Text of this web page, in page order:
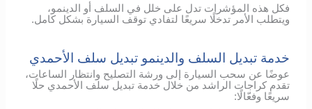
فكل هذه المؤشرات تدل على خلل في السلف أو الدينمو،
ويتطلب الأمر تدخلًا سريعًا لتفادي توقف السيارة بشكل كامل.
خدمة تبديل السلف والدينمو تبديل سلف الأحمدي
عوضًا عن سحب السيارة إلى ورشة التصليح وانتظار الساعات،
تقدم كراجات الراشد من خلال خدمة تبديل سلف الأحمدي حلًا
سريعًا وفعّالًا: